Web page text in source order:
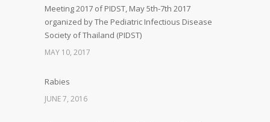
Meeting 2017 of PIDST, May 5th-7th 2017
organized by The Pediatric Infectious Disease
Society of Thailand (PIDST)
MAY 10, 2017
Rabies
JUNE 7, 2016